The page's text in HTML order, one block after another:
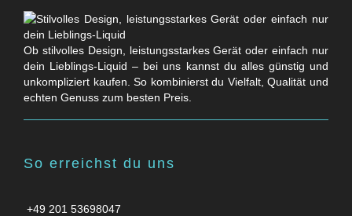
Ob stilvolles Design, leistungsstarkes Gerät oder einfach nur
dein Lieblings-Liquid – bei uns kannst du alles günstig und
unkompliziert kaufen. So kombinierst du Vielfalt, Qualität und
echten Genuss zum besten Preis.
So erreichst du uns
+49 201 53698047